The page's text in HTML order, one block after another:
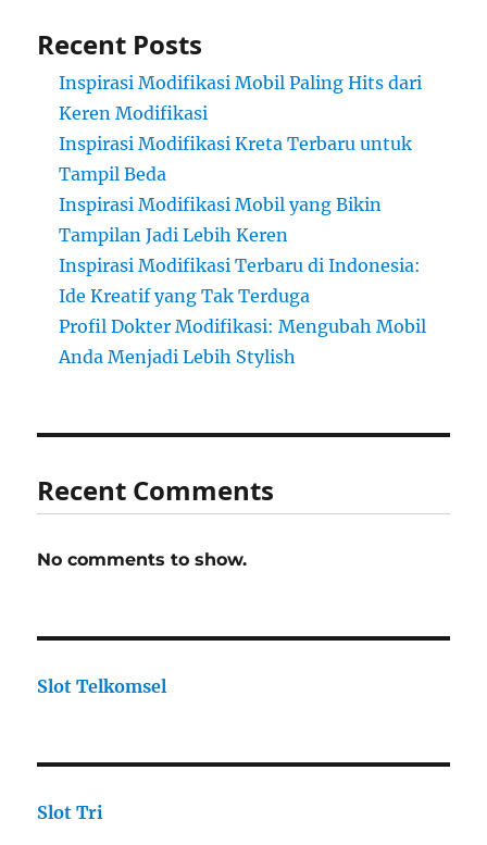
Recent Posts
Inspirasi Modifikasi Mobil Paling Hits dari
Keren Modifikasi
Inspirasi Modifikasi Kreta Terbaru untuk
Tampil Beda
Inspirasi Modifikasi Mobil yang Bikin
Tampilan Jadi Lebih Keren
Inspirasi Modifikasi Terbaru di Indonesia:
Ide Kreatif yang Tak Terduga
Profil Dokter Modifikasi: Mengubah Mobil
Anda Menjadi Lebih Stylish
Recent Comments
No comments to show.
Slot Telkomsel
Slot Tri